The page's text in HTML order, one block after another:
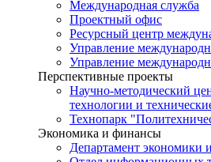
Международная служба
Проектный офис
Ресурсный центр
Управление
Управление
Перспективные проекты
Научно-методический
технологии и
Технопарк
Экономика и финансы
Департамент экономики